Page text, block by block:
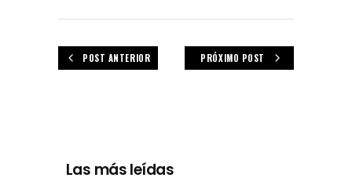
POST ANTERIOR PRÓXIMO POST
Las más leídas